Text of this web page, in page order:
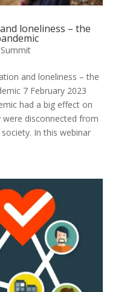
loneliness – the
Summit
and loneliness – the
7 February 2023
had a big effect on
were disconnected from
In this webinar